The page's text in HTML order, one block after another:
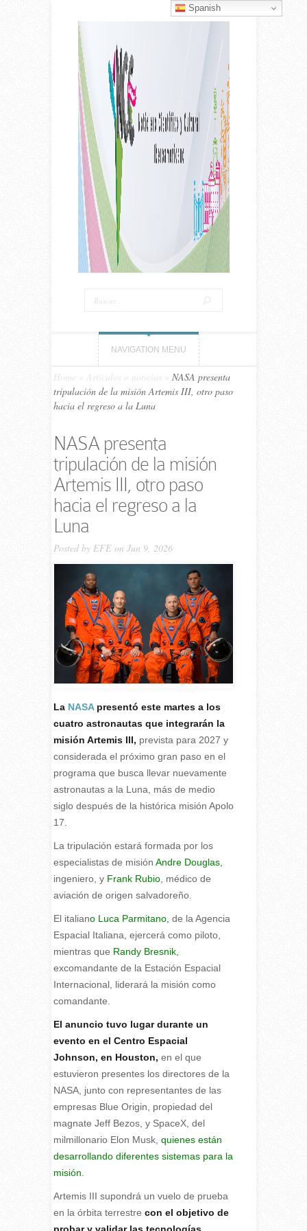
NAVIGATION MENU
Home Artículos o noticias
NASA presenta
tripulación de la misión Artemis III, otro paso
hacia el regreso a la Luna
NASA presenta
tripulación de la misión
Artemis III, otro paso
hacia el regreso a la
Luna
Posted by EFEon Jun 9, 2026
La NASApresentó este martes a los
cuatro astronautas que integrarán la
misión Artemis III, prevista para 2027 y
considerada el próximo gran paso en el
programa que busca llevar nuevamente
astronautas a la Luna, más de medio
siglo después de la histórica misión Apolo
17.
L a tripulación estará formada por los
especialistas de misión Andre Douglas,
ingeniero, y Frank Rubio, médico de
aviación de origen salvadoreño.
El italiano Luca Parmitano, de la Agencia
Espacial Italiana, ejercerá como piloto,
mientras que Randy Bresnik,
excomandante de la Estación Espacial
Internacional, liderará la misión como
comandante.
El anuncio tuvo lugar durante un
evento en el Centro Espacial
Johnson, en Houston, en el que
estuvieron presentes los directores de la
NASA, junto con representantes de las
empresas Blue Origin, propiedad del
magnate Jeff Bezos, y SpaceX, del
milmillonario Elon Musk, quienes están
desarrollando diferentes sistemas para la
misión.
Artemis III supondrá un vuelo de prueba
en la órbita terrestre con el objetivo de
Spanish